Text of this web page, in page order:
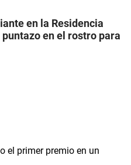
en la Residencia
en el rostro para